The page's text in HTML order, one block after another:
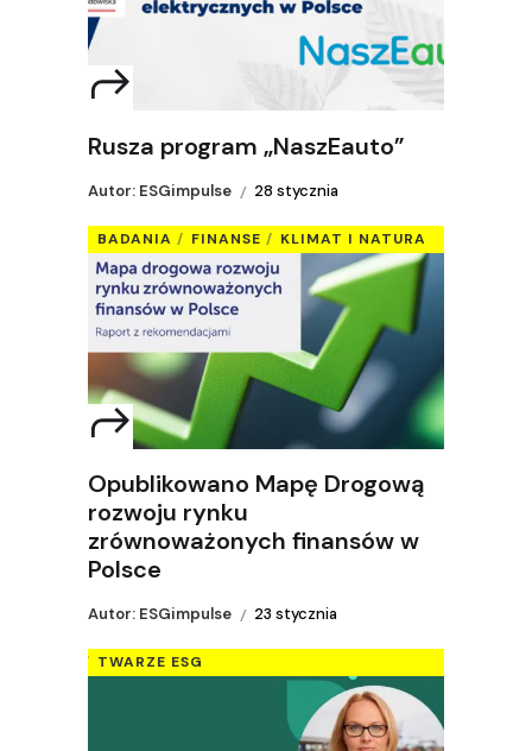
Rusza program „NaszEauto”
Autor: ESGimpulse 28 stycznia
BADANIA FINANSE KLIMAT I NATURA
Opublikowano Mapę Drogową
rozwoju rynku
zrównoważonych finansów w
Polsce
Autor: ESGimpulse 23 stycznia
TWARZE ESG